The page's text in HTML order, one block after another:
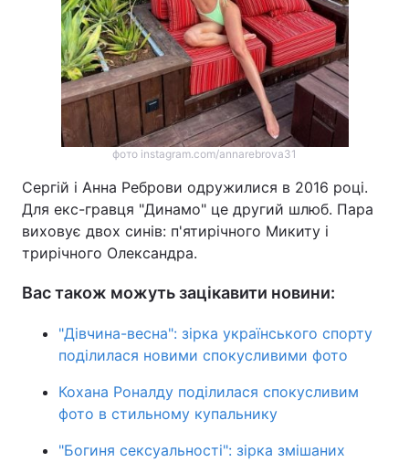
фото instagram.com/annarebrova31
Сергій і Анна Реброви одружилися в 2016 році.
Для екс-гравця "Динамо" це другий шлюб. Пара
виховує двох синів: п'ятирічного Микиту і
трирічного Олександра.
Вас також можуть зацікавити новини:
"Дівчина-весна": зірка українського спорту
поділилася новими спокусливими фото
Кохана Роналду поділилася спокусливим
фото в стильному купальнику
"Богиня сексуальності": зірка змішаних